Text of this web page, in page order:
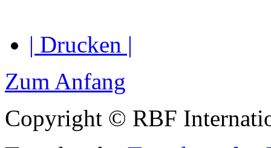
| Drucken |
Zum Anfang
Copyright © RBF